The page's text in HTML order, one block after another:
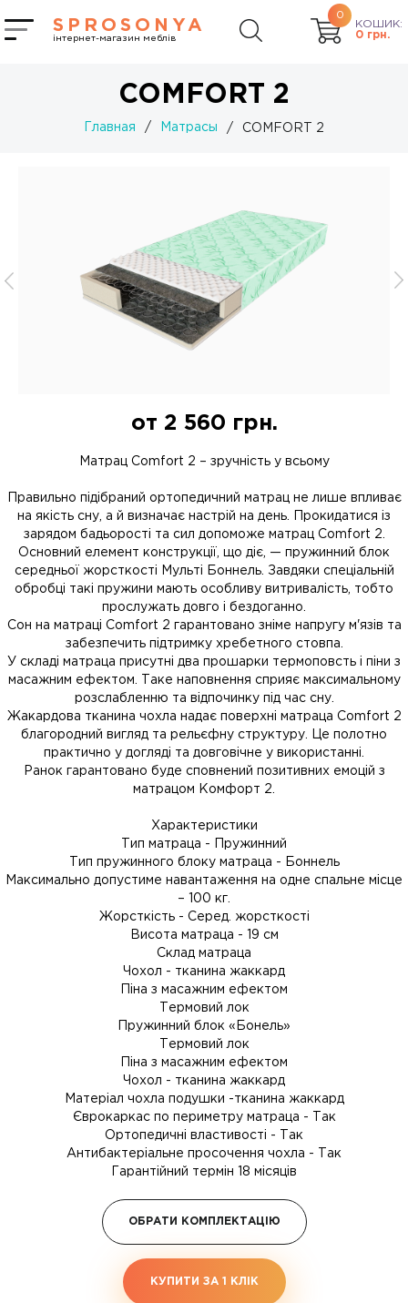
SPROSONYA
інтернет-магазин меблів
0
КОШИК:
0 грн.
COMFORT 2
Главная / Матрасы / COMFORT 2
от 2 560 грн.
Матрац Comfort 2 – зручність у всьому
Правильно підібраний ортопедичний матрац не лише впливає
на якість сну, а й визначає настрій на день. Прокидатися із
зарядом бадьорості та сил допоможе матрац Comfort 2.
Основний елемент конструкції, що діє, — пружинний блок
середньої жорсткості Мульті Боннель. Завдяки спеціальній
обробці такі пружини мають особливу витривалість, тобто
прослужать довго і бездоганно.
Сон на матраці Comfort 2 гарантовано зніме напругу м'язів та
забезпечить підтримку хребетного стовпа.
У складі матраца присутні два прошарки термоповсть і піни з
масажним ефектом. Таке наповнення сприяє максимальному
розслабленню та відпочинку під час сну.
Жакардова тканина чохла надає поверхні матраца Comfort 2
благородний вигляд та рельєфну структуру. Це полотно
практично у догляді та довговічне у використанні.
Ранок гарантовано буде сповнений позитивних емоцій з
матрацом Комфорт 2.
Характеристики
Тип матраца - Пружинний
Тип пружинного блоку матраца - Боннель
Максимально допустиме навантаження на одне спальне місце
– 100 кг.
Жорсткість - Серед. жорсткості
Висота матраца - 19 см
Склад матраца
Чохол - тканина жаккард
Піна з масажним ефектом
Термовий лок
Пружинний блок «Бонель»
Термовий лок
Піна з масажним ефектом
Чохол - тканина жаккард
Матеріал чохла подушки -тканина жаккард
Єврокаркас по периметру матраца - Так
Ортопедичні властивості - Так
Антибактеріальне просочення чохла - Так
Гарантійний термін 18 місяців
ОБРАТИ КОМПЛЕКТАЦІЮ
КУПИТИ ЗА 1 КЛIК